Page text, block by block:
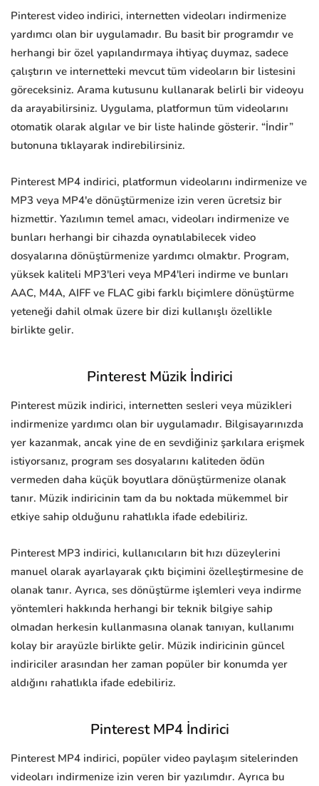
Pinterest video indirici, internetten videoları indirmenize
yardımcı olan bir uygulamadır. Bu basit bir programdır ve
herhangi bir özel yapılandırmaya ihtiyaç duymaz, sadece
çalıştırın ve internetteki mevcut tüm videoların bir listesini
göreceksiniz. Arama kutusunu kullanarak belirli bir videoyu
da arayabilirsiniz. Uygulama, platformun tüm videolarını
otomatik olarak algılar ve bir liste halinde gösterir. “İndir”
butonuna tıklayarak indirebilirsiniz.
Pinterest MP4 indirici, platformun videolarını indirmenize ve
MP3 veya MP4'e dönüştürmenize izin veren ücretsiz bir
hizmettir. Yazılımın temel amacı, videoları indirmenize ve
bunları herhangi bir cihazda oynatılabilecek video
dosyalarına dönüştürmenize yardımcı olmaktır. Program,
yüksek kaliteli MP3'leri veya MP4'leri indirme ve bunları
AAC, M4A, AIFF ve FLAC gibi farklı biçimlere dönüştürme
yeteneği dahil olmak üzere bir dizi kullanışlı özellikle
birlikte gelir.
Pinterest Müzik İndirici
Pinterest müzik indirici, internetten sesleri veya müzikleri
indirmenize yardımcı olan bir uygulamadır. Bilgisayarınızda
yer kazanmak, ancak yine de en sevdiğiniz şarkılara erişmek
istiyorsanız, program ses dosyalarını kaliteden ödün
vermeden daha küçük boyutlara dönüştürmenize olanak
tanır. Müzik indiricinin tam da bu noktada mükemmel bir
etkiye sahip olduğunu rahatlıkla ifade edebiliriz.
Pinterest MP3 indirici, kullanıcıların bit hızı düzeylerini
manuel olarak ayarlayarak çıktı biçimini özelleştirmesine de
olanak tanır. Ayrıca, ses dönüştürme işlemleri veya indirme
yöntemleri hakkında herhangi bir teknik bilgiye sahip
olmadan herkesin kullanmasına olanak tanıyan, kullanımı
kolay bir arayüzle birlikte gelir. Müzik indiricinin güncel
indiriciler arasından her zaman popüler bir konumda yer
aldığını rahatlıkla ifade edebiliriz.
Pinterest MP4 İndirici
Pinterest MP4 indirici, popüler video paylaşım sitelerinden
videoları indirmenize izin veren bir yazılımdır. Ayrıca bu